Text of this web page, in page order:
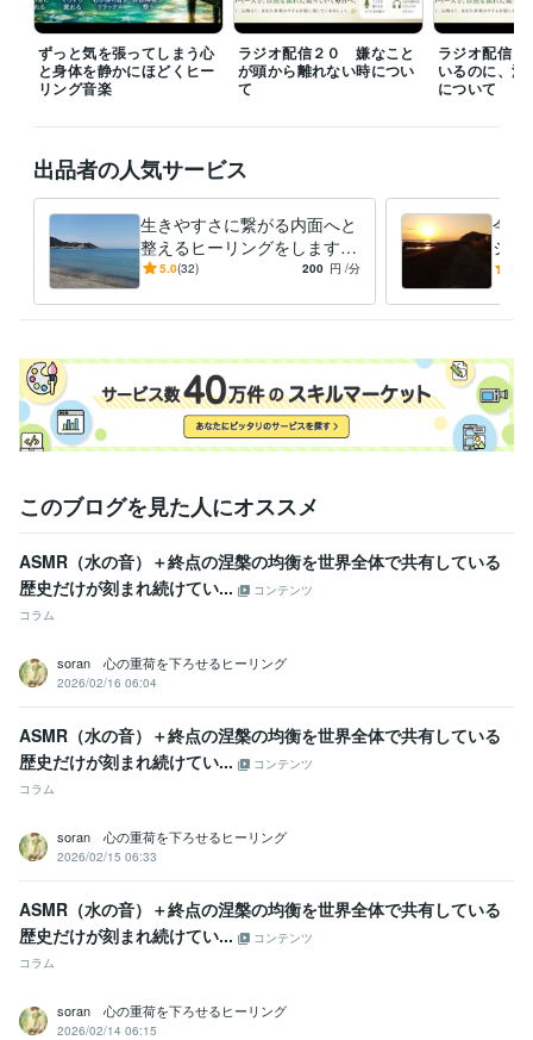
ある時に気持ちが晴れる大きな癒しと許しを体感することになりました
が、そこから人生の体験、社会に対する憎しみや蟠りが解けていくよう
な許しと癒しに自然と関心が向かうようになりました。
対人恐怖症、鬱病、心の病、引きこもり、アダルトチルドレン、生き辛
さ、人間不信、友人無し、恋人無し、パートナシップへの苦手意識、自
リチュアル、エンカウンターグループなどの経験、話題は馴染み深いと
営業 / インサイドセールス・内勤営業 経験年数 : 2年
営業 / 営業支援・プリセールス 経験年数 : 2年
物流・購買 / ロジスティクス（物流）
ライフスタイル・その他 / カウンセラー・コーチ 経験年数 : 4年
受賞歴
ほらふきスピーチコンテスト 準優勝 講演会
レギュラーランク昇格
シルバーランク昇格 ゴールドランク昇格
資格・検定
普通自動車第一種運転免許 取得年 : 2008年
Excel:4年Google サイト:3年Google ドキュメント:3年Word:4年
PowerDirector:2年Cubase:5年OBS Studio:1年
ライティング・翻訳 シナリオ、作詞、スピーチ文、ブログなど
作詞 スピーチ シナリオ
作詞 作曲 音楽 DTM ピアノ 楽器 直感 霊感
セラピー
洞察力
ずっと気を張ってしまう心
と身体を静かにほどくヒー
リング音楽
ラジオ配信２０ 嫌なこと
が頭から離れない時につい
て
ラジオ配信
いるのに、満
について
出品者の人気サービス
生きやすさに繋がる内面へと
整えるヒーリングをします
生き辛さの原因となる内側の
す
5.0(32) 200 円 /分
今の
ジ、
今、
方へ
このブログを見た人にオススメ
ASMR（水の音）＋終点の涅槃の均衡を世界全体で共有している​​
歴史だけが刻まれ続けてい...
コンテンツ
コラム
soran 心の重荷を下ろせるヒーリング
2026/02/16 06:04
ASMR（水の音）＋終点の涅槃の均衡を世界全体で共有している​​
歴史だけが刻まれ続けてい...
コンテンツ
コラム
soran 心の重荷を下ろせるヒーリング
2026/02/15 06:33
ASMR（水の音）＋終点の涅槃の均衡を世界全体で共有している​​
歴史だけが刻まれ続けてい...
コンテンツ
コラム
soran 心の重荷を下ろせるヒーリング
2026/02/14 06:15